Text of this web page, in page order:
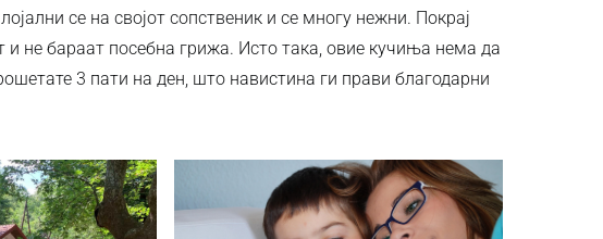
се на својот сопственик и се многу нежни. Покрај
и не бараат посебна грижа. Исто така, овие кучиња нема да
3 пати на ден, што навистина ги прави благодарни